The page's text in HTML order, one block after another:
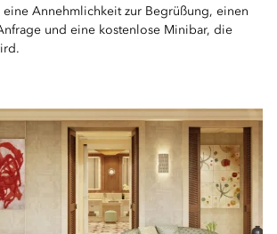
eine Annehmlichkeit zur Begrüßung, einen
und eine kostenlose Minibar, die